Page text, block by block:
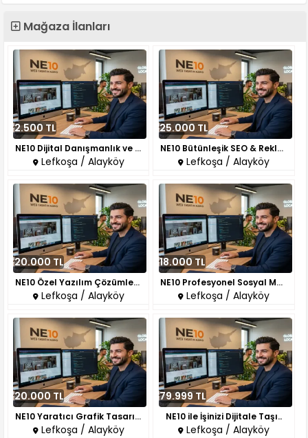
Mağaza İlanları
2.500 TL
NE10 Dijital Danışmanlık ve Ek..
Lefkoşa / Alayköy
25.000 TL
NE10 Bütünleşik SEO & Reklam Y..
Lefkoşa / Alayköy
20.000 TL
NE10 Özel Yazılım Çözümleri: İ..
Lefkoşa / Alayköy
18.000 TL
NE10 Profesyonel Sosyal Medya ..
Lefkoşa / Alayköy
20.000 TL
NE10 Yaratıcı Grafik Tasarım: ..
Lefkoşa / Alayköy
79.999 TL
NE10 ile İşinizi Dijitale Taşı..
Lefkoşa / Alayköy